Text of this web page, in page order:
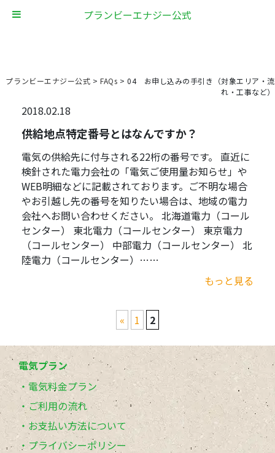
プランビーエナジー公式 >FAQs > 04 お申し込みの手引き（対象エリア・流
れ・工事など）
2018.02.18
供給地点特定番号とはなんですか？
電気の供給先に付与される22桁の番号です。 直近に
検針された電力会社の「電気ご使用量お知らせ」や
WEB明細などに記載されております。ご不明な場合
やお引越し先の番号を知りたい場合は、地域の電力
会社へお問い合わせください。 北海道電力（コール
センター） 東北電力（コールセンター） 東京電力
（コールセンター） 中部電力（コールセンター） 北
陸電力（コールセンター）……
もっと見る
« 1 2
電気プラン
電気料金プラン
ご利用の流れ
お支払い方法について
プライバシーポリシー
プランビーエナジー公式